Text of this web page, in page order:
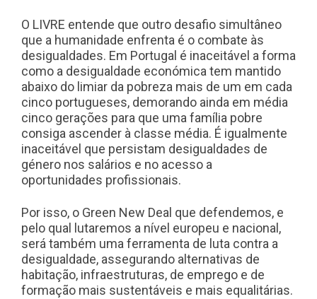
O LIVRE entende que outro desafio simultâneo
que a humanidade enfrenta é o combate às
desigualdades. Em Portugal é inaceitável a forma
como a desigualdade económica tem mantido
abaixo do limiar da pobreza mais de um em cada
cinco portugueses, demorando ainda em média
cinco gerações para que uma família pobre
consiga ascender à classe média. É igualmente
inaceitável que persistam desigualdades de
género nos salários e no acesso a
oportunidades profissionais.
Por isso, o Green New Deal que defendemos, e
pelo qual lutaremos a nível europeu e nacional,
será também uma ferramenta de luta contra a
desigualdade, assegurando alternativas de
habitação, infraestruturas, de emprego e de
formação mais sustentáveis e mais equalitárias.